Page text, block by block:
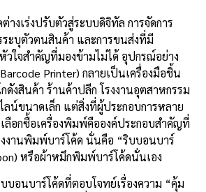
างเร่งปรับตัวสู่ระบบดิจิทัล การจัดการ
ระบุตัวตนสินค้า และการขนส่งที่มี
ใจสำคัญที่มองข้ามไม่ได้ อุปกรณ์อย่าง
Printer) กลายเป็นเครื่องมือชิ้น
ดังสินค้า ร้านค้าปลีก โรงงานอุตสาหกรรม
น์ขนาดเล็ก แต่สิ่งที่ผู้ประกอบการหลาย
ลือกซื้อเครื่องพิมพ์คือองค์ประกอบสำคัญที่
งานพิมพ์บาร์โค้ด นั่นคือ “ริบบอนบาร์
หรือผ้าหมึกพิมพ์บาร์โค้ดนั่นเอง
บอนบาร์โค้ดที่ตอบโจทย์เรื่องความ “คุ้ม